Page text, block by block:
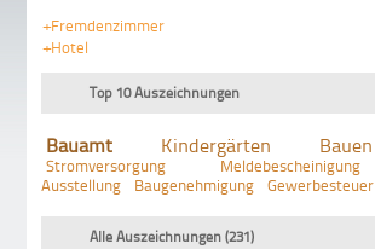
+Fremdenzimmer
+Hotel
Top 10 Auszeichnungen
Bauamt Kindergärten Bauen
Stromversorgung
Meldebescheinigung
Ausstellung
Baugenehmigung Gewerbesteuer
Alle Auszeichnungen (231)